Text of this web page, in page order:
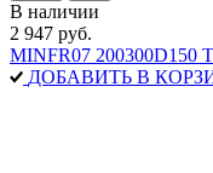
В наличии
2 947 руб.
MINFR07 200300D150
ДОБАВИТЬ В